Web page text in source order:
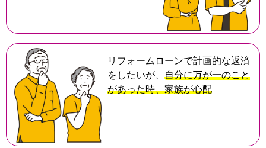
リフォームローンで計画的な返済
をしたいが、 自分に万が一のこと
があった時、家族が心配